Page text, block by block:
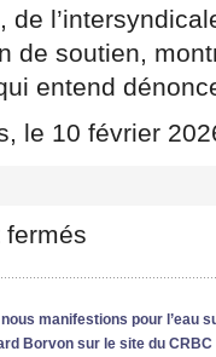
de
de soutien,
entend
le 10 février
fermés
manifestions pour l’eau
Borvon sur le site du